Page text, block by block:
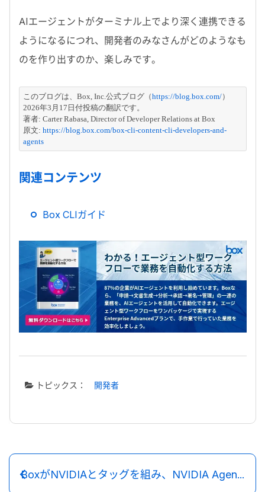
AIエージェントがターミナル上でより深く連携できる
ようになるにつれ、開発者のみなさんがどのようなも
のを作り出すのか、楽しみです。
このブログは、Box, Inc.公式ブログ（https://blog.box.com/）
2026年3月17日付投稿の翻訳です。
著者: Carter Rabasa, Director of Developer Relations at Box
原文: https://blog.box.com/box-cli-content-cli-developers-and-
agents
関連コンテンツ
Box CLIガイド
トピックス： 開発者
BoxがNVIDIAとタッグを組み、NVIDIA Agent Toolkitで自律型AIエージェントのセキュリティを強化